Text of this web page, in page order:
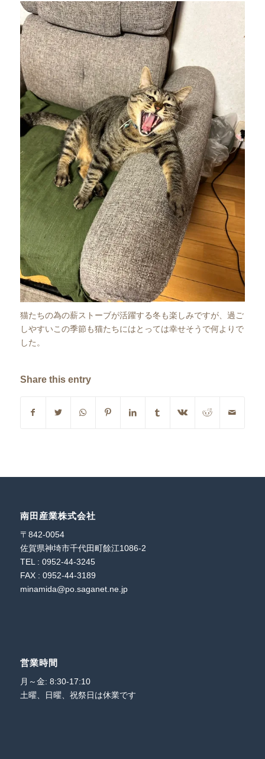
猫たちの為の薪ストーブが活躍する冬も楽しみですが、過ご
しやすいこの季節も猫たちにはとっては幸せそうで何よりで
した。
Share this entry
南田産業株式会社
〒842-0054
佐賀県神埼市千代田町餘江1086-2
TEL : 0952-44-3245
FAX : 0952-44-3189
minamida@po.saganet.ne.jp
営業時間
月～金: 8:30-17:10
土曜、日曜、祝祭日は休業です